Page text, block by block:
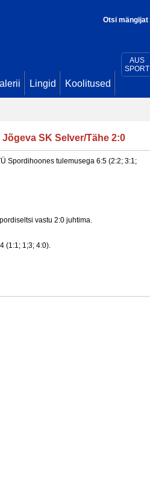
AUS
SPORT
Otsi mängijat
Lingid Koolitused
SK Selver/Tähe 2:0
Spordihoones tulemusega 6:5 (2:2; 3:1;
vastu 2:0 juhtima.
(1:1; 1;3; 4:0).